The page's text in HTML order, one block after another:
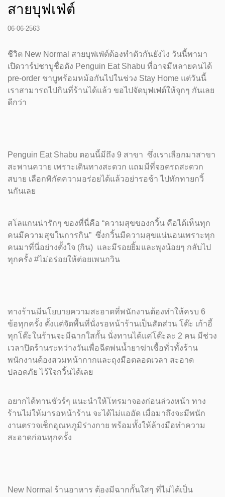
สายบุฟเฟ่ต์
06-06-2563
ชีวิต New Normal สายบุฟเฟ่ต์ต้องทำตัวกันยังไง วันนี้พามา
เปิดวาร์ปชาบูชื่อดัง Penguin Eat Shabu ที่อาจมีหลายคนได้
pre-order ชาบูพร้อมหม้อกันไปในช่วง Stay Home แต่วันนี้
เราสามารถไปกินที่ร้านได้แล้ว ขอไปจัดบุฟเฟต์ให้จุกๆ กันเลย
ดีกว่า
Penguin Eat Shabu ตอนนี้มีถึง 9 สาขา ซึ่งเราเลือกมาสาขา
สะพานควาย เพราะเดินทางสะดวก แถมมีที่จอดรถสะดวก
สบาย เลือกพิกัดความอร่อยได้แล้วอย่ารอช้า ไปทักทายกวิ้
นกันเลย
สโลแกนน่ารักๆ ของที่นี่คือ “ความสุขของกวิ้น คือได้เห็นทุก
คนมีความสุขในการกิน” ซึ่งกวิ้นมีความสุขแน่นอนเพราะทุก
คนมาที่นี่อย่างตั้งใจ (กิน) และมีรอยยิ้มและพุงน้อยๆ กลับไป
ทุกครั้ง #ไม่อร่อยให้ต่อยเพนกวิน
ทางร้านมีนโยบายความสะอาดที่พนักงานต้องทำให้ครบ 6
ข้อทุกครั้ง ตั้งแต่จัดพื้นที่นั่งรอหน้าร้านเป็นสัดส่วน โต๊ะ เก้าอี้
ทุกโต๊ะในร้านจะมีฉากใสกั้น นั่งทานได้แค่โต๊ะละ 2 คน มีช่วง
เวลาปิดร้านระหว่างวันเพื่อฉีดพ่นน้ำยาฆ่าเชื้อทั่วทั้งร้าน
พนักงานต้องสวมหน้ากากและถุงมือตลอดเวลา สะอาด
ปลอดภัย ไว้ใจกวิ้นได้เลย
อยากได้ทานชัวร์ๆ แนะนำให้โทรมาจองก่อนล่วงหน้า ทาง
ร้านไม่ให้มารอหน้าร้าน จะได้ไม่แออัด เมื่อมาถึงจะมีพนัก
งานตรวจเช็กอุณหภูมิร่างกาย พร้อมทั้งให้ล้างมือทำความ
สะอาดก่อนทุกครั้ง
New Normal ร้านอาหาร ต้องมีฉากกั้นใสๆ ที่ไม่ได้เป็น